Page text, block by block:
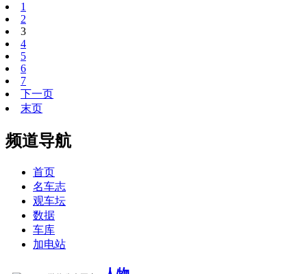
1
2
3
4
5
6
7
下一页
末页
频道导航
首页
名车志
观车坛
数据
车库
加电站